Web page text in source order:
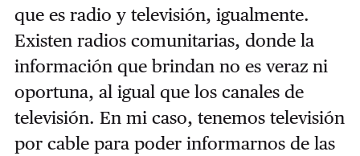
que es radio y televisión, igualmente.
Existen radios comunitarias, donde la
información que brindan no es veraz ni
oportuna, al igual que los canales de
televisión. En mi caso, tenemos televisión
por cable para poder informarnos de las